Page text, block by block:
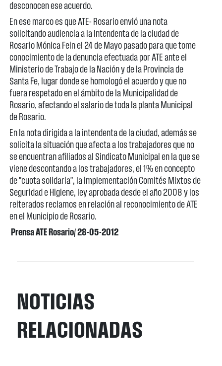
desconocen ese acuerdo.
En ese marco es que ATE- Rosario envió una nota
solicitando audiencia a la Intendenta de la ciudad de
Rosario Mónica Fein el 24 de Mayo pasado para que tome
conocimiento de la denuncia efectuada por ATE ante el
Ministerio de Trabajo de la Nación y de la Provincia de
Santa Fe, lugar donde se homologó el acuerdo y que no
fuera respetado en el ámbito de la Municipalidad de
Rosario, afectando el salario de toda la planta Municipal
de Rosario.
En la nota dirigida a la intendenta de la ciudad, además se
solicita la situación que afecta a los trabajadores que no
se encuentran afiliados al Sindicato Municipal en la que se
viene descontando a los trabajadores, el 1% en concepto
de "cuota solidaria", la implementación Comités Mixtos de
Seguridad e Higiene, ley aprobada desde el año 2008 y los
reiterados reclamos en relación al reconocimiento de ATE
en el Municipio de Rosario.
Prensa ATE Rosario/ 28-05-2012
NOTICIAS
RELACIONADAS